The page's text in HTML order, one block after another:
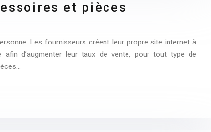
et pièces
Les fournisseurs créent leur propre site internet à
d’augmenter leur taux de vente, pour tout type de